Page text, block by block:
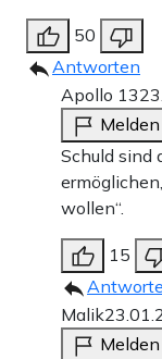
50
Antworten
Apollo 13
Melden
Schuld sind
wollen“.
15
Malik
Melden